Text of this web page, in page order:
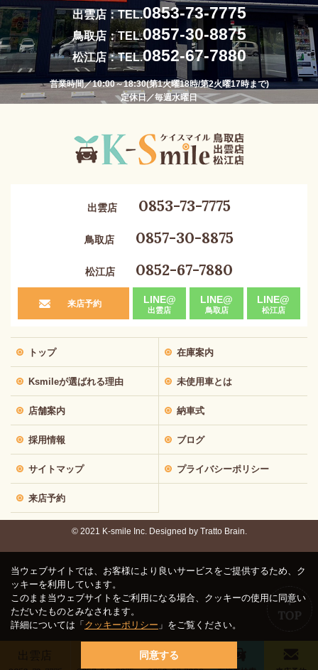
出雲店：TEL.0853-73-7775
鳥取店：TEL.0857-30-8875
松江店：TEL.0852-67-7880
営業時間／10:00～18:30(第1火曜18時/第2火曜17時まで)
定休日／毎週水曜日
出雲店 松江店
出雲店 0853-73-7775
鳥取店 0857-30-8875
松江店 0852-67-7880
来店予約 LINE@
出雲店
LINE@
鳥取店
LINE@
松江店
トップ 在庫案内
Ksmileが選ばれる理由 未使用車とは
店舗案内 納車式
採用情報 ブログ
サイトマップ プライバシーポリシー
来店予約
© 2021 K-smile Inc. Designed by Tratto Brain.
当ウェブサイトでは、お客様により良いサービスをご提供するため、ク
ッキーを利用しています。
このまま当ウェブサイトをご利用になる場合、クッキーの使用に同意い
ただいたものとみなされます。
詳細については「クッキーポリシー 」をご覧ください。
同意する